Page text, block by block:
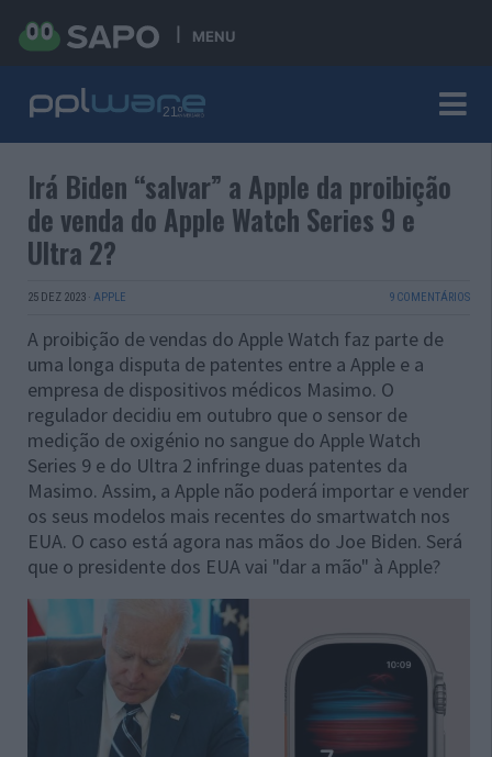
MENU
Irá Biden “salvar” a Apple da proibição
de venda do Apple Watch Series 9 e
Ultra 2?
25 DEZ 2023 · APPLE 9 COMENTÁRIOS
A proibição de vendas do Apple Watch faz parte de
uma longa disputa de patentes entre a Apple e a
empresa de dispositivos médicos Masimo. O
regulador decidiu em outubro que o sensor de
medição de oxigénio no sangue do Apple Watch
Series 9 e do Ultra 2 infringe duas patentes da
Masimo. Assim, a Apple não poderá importar e vender
os seus modelos mais recentes do smartwatch nos
EUA. O caso está agora nas mãos do Joe Biden. Será
que o presidente dos EUA vai "dar a mão" à Apple?